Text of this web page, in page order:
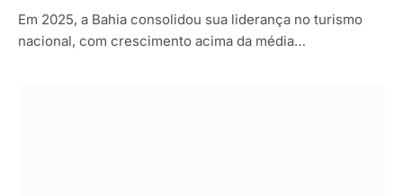
Em 2025, a Bahia consolidou sua liderança no turismo
nacional, com crescimento acima da média…